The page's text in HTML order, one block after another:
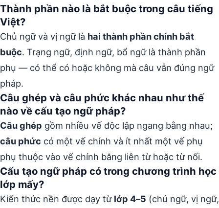
Thành phần nào là bắt buộc trong câu tiếng
Việt?
Chủ ngữ và vị ngữ là hai thành phần chính bắt
buộc. Trạng ngữ, định ngữ, bổ ngữ là thành phần
phụ — có thể có hoặc không mà câu vẫn đúng ngữ
pháp.
Câu ghép và câu phức khác nhau như thế
nào về cấu tạo ngữ pháp?
Câu ghép gồm nhiều vế độc lập ngang bằng nhau;
câu phức có một vế chính và ít nhất một vế phụ
phụ thuộc vào vế chính bằng liên từ hoặc từ nối.
Cấu tạo ngữ pháp có trong chương trình học
lớp mấy?
Kiến thức nền được dạy từ lớp 4–5 (chủ ngữ, vị ngữ,